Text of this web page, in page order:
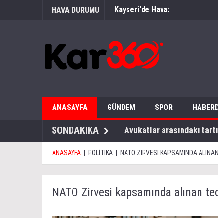
HAVA DURUMU Kayseri'de Hava:
ANASAYFA GÜNDEM SPOR
SONDAKIKA Avukatlar arasındaki
ANASAYFA POLİTİKA NATO ZIRVESI KAPSAMINDA
NATO Zirvesi kapsamında alınan